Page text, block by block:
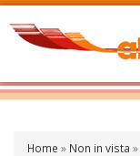
Home » Non in vista »